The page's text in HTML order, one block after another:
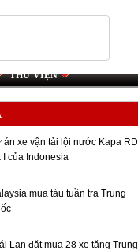
THƯ VIỆN
án xe vận tải lội nước Kapa RD
I của Indonesia
mua tàu tuần tra Trung
Lan đặt mua 28 xe tăng Trung